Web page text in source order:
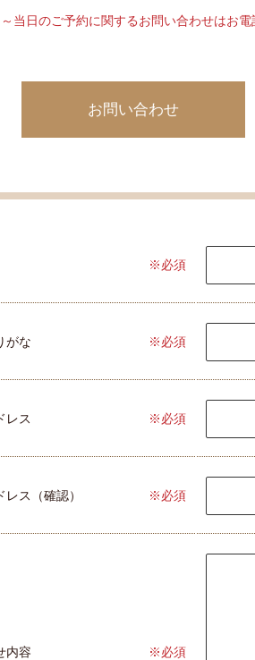
当日のご予約に関するお問い合わせはお電
お問い合わせ
※必須
がな ※必須
レス ※必須
レス（確認） ※必須
内容 ※必須